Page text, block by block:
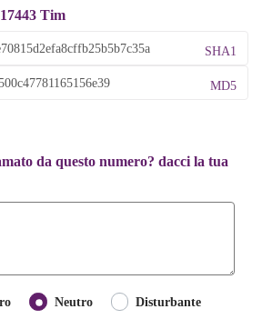
Tim
SHA1
MD5
da questo numero? dacci la tua
Neutro Disturbante